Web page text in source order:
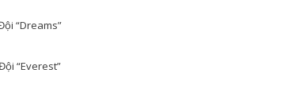
“Dreams”
“Everest”